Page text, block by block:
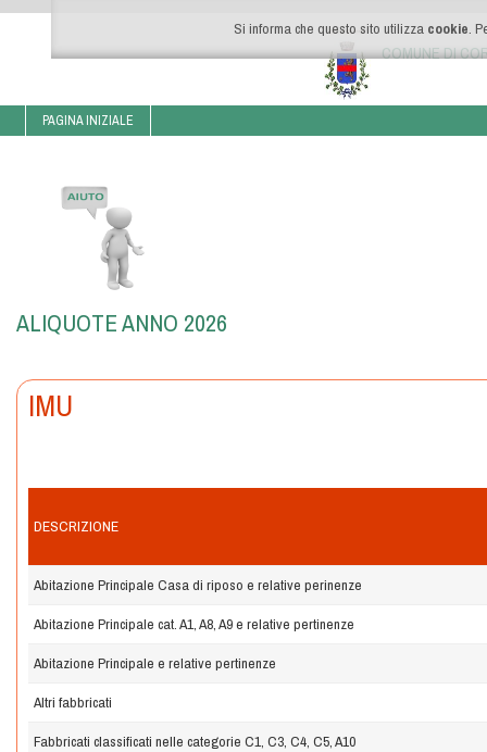
Si informa che questo sito utilizza cookie.
COMUNE DI
PAGINA INIZIALE
ALIQUOTE ANNO 2026
IMU
DESCRIZIONE
Abitazione Principale Casa di riposo e relative perinenze
Abitazione Principale cat. A1, A8, A9 e relative pertinenze
Abitazione Principale e relative pertinenze
Altri fabbricati
Fabbricati classificati nelle categorie C1, C3, C4, C5, A10